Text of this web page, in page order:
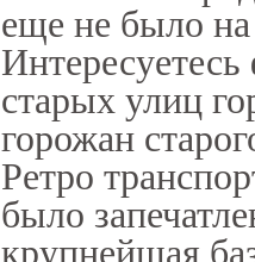
еще не было на
Интересуетесь
старых улиц
горожан
Ретро
было
крупнейшая